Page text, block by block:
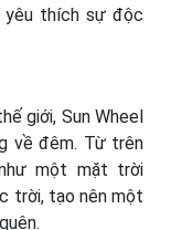
yêu thích sự độc
giới, Sun Wheel
về đêm. Từ trên
một mặt trời
trời, tạo nên một